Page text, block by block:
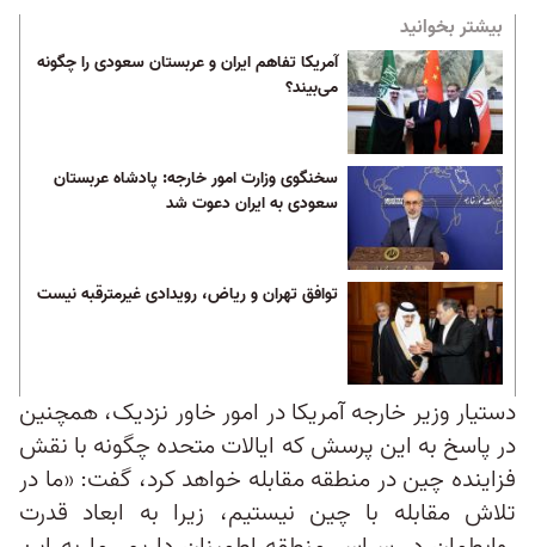
بیشتر بخوانید
آمریکا تفاهم ایران و عربستان سعودی را چگونه
می‌بیند؟
سخنگوی وزارت امور خارجه: پادشاه عربستان
سعودی به ایران دعوت شد
توافق تهران و ریاض، رویدادی غیرمترقبه نیست
دستیار وزیر خارجه آمریکا در امور خاور نزدیک، همچنین
در پاسخ به این پرسش که ایالات متحده چگونه با نقش
فزاینده چین در منطقه مقابله خواهد کرد، گفت: «ما در
تلاش مقابله با چین نیستیم، زیرا به ابعاد قدرت